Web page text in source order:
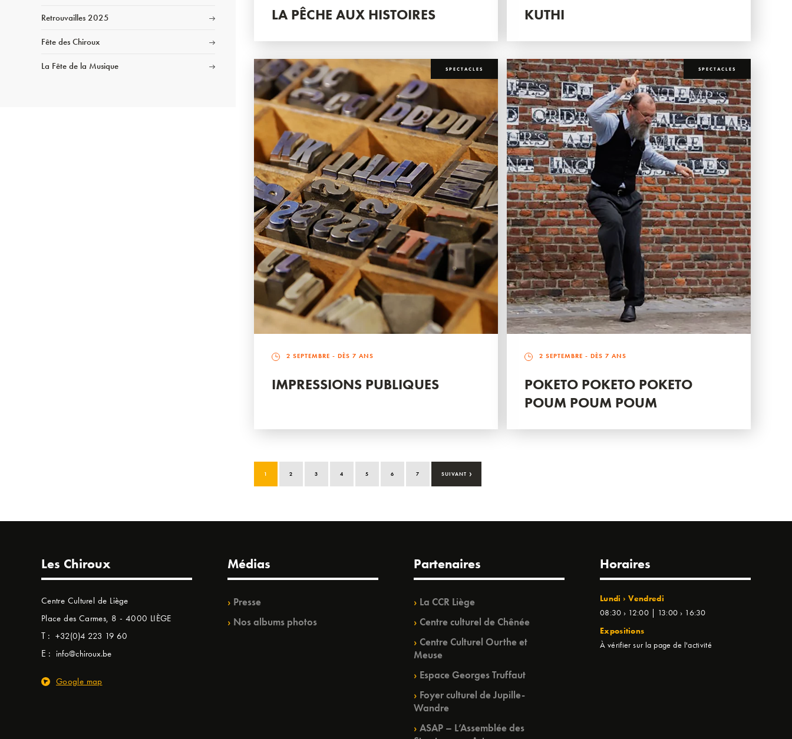
Retrouvailles 2025
Fête des Chiroux
La Fête de la Musique
LA PÊCHE AUX HISTOIRES KUTHI
SPECTACLES
2 SEPTEMBRE - DÈS 7 ANS
IMPRESSIONS PUBLIQUES
SPECTACLES
2 SEPTEMBRE - DÈS 7 ANS
POKETO POKETO POKETO
POUM POUM POUM
1 2 3 4 5 6 7 SUIVANT ›
Les Chiroux
Centre Culturel de Liège
Place des Carmes, 8 - 4000 LIÈGE
T : +32(0)4 223 19 60
E : info@chiroux.be
Google map
Médias
Presse
Nos albums photos
Partenaires
La CCR Liège
Centre culturel de Chênée
Centre Culturel Ourthe et
Meuse
Espace Georges Truffaut
Foyer culturel de Jupille-
Wandre
ASAP – L’Assemblée des
Horaires
Lundi › Vendredi
08:30 › 12:00 | 13:00 › 16:30
Expositions
À vérifier sur la page de l'activité